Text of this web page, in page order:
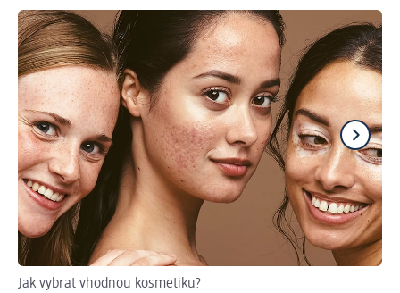
Jak vybrat vhodnou kosmetiku?